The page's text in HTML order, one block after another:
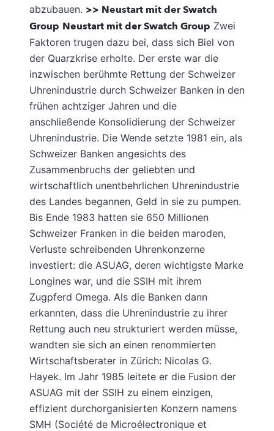
abzubauen. >> Neustart mit der Swatch
Group Neustart mit der Swatch Group Zwei
Faktoren trugen dazu bei, dass sich Biel von
der Quarzkrise erholte. Der erste war die
inzwischen berühmte Rettung der Schweizer
Uhrenindustrie durch Schweizer Banken in den
frühen achtziger Jahren und die
anschließende Konsolidierung der Schweizer
Uhrenindustrie. Die Wende setzte 1981 ein, als
Schweizer Banken angesichts des
Zusammenbruchs der geliebten und
wirtschaftlich unentbehrlichen Uhrenindustrie
des Landes begannen, Geld in sie zu pumpen.
Bis Ende 1983 hatten sie 650 Millionen
Schweizer Franken in die beiden maroden,
Verluste schreibenden Uhrenkonzerne
investiert: die ASUAG, deren wichtigste Marke
Longines war, und die SSIH mit ihrem
Zugpferd Omega. Als die Banken dann
erkannten, dass die Uhrenindustrie zu ihrer
Rettung auch neu strukturiert werden müsse,
wandten sie sich an einen renommierten
Wirtschaftsberater in Zürich: Nicolas G.
Hayek. Im Jahr 1985 leitete er die Fusion der
ASUAG mit der SSIH zu einem einzigen,
effizient durchorganisierten Konzern namens
SMH (Société de Microélectronique et